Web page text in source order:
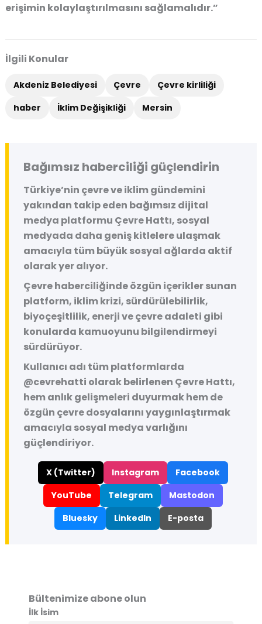
erişimin kolaylaştırılmasını sağlamalıdır.”
İlgili Konular
Akdeniz Belediyesi Çevre
Çevre kirliliği
haber
İklim Değişikliği Mersin
Bağımsız haberciliği güçlendirin
Türkiye’nin çevre ve iklim gündemini
yakından takip eden bağımsız dijital
medya platformu Çevre Hattı, sosyal
medyada daha geniş kitlelere ulaşmak
amacıyla tüm büyük sosyal ağlarda aktif
olarak yer alıyor.
Çevre haberciliğinde özgün içerikler sunan
platform, iklim krizi, sürdürülebilirlik,
biyoçeşitlilik, enerji ve çevre adaleti gibi
konularda kamuoyunu bilgilendirmeyi
sürdürüyor.
Kullanıcı adı tüm platformlarda
@cevrehatti olarak belirlenen Çevre Hattı,
hem anlık gelişmeleri duyurmak hem de
özgün çevre dosyalarını yaygınlaştırmak
amacıyla sosyal medya varlığını
güçlendiriyor.
X (Twitter) Instagram
Facebook
YouTube
Telegram
Mastodon
Bluesky
LinkedIn E-posta
Bültenimize abone olun
İlk İsim